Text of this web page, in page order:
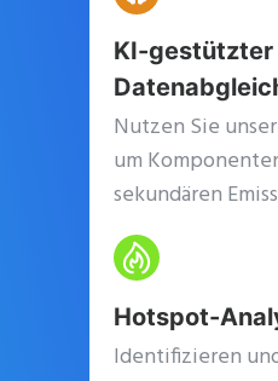
KI-gestützter
Nutzen Sie
um
sekundären
verknüpfen.
Hotspot-
Identifizieren